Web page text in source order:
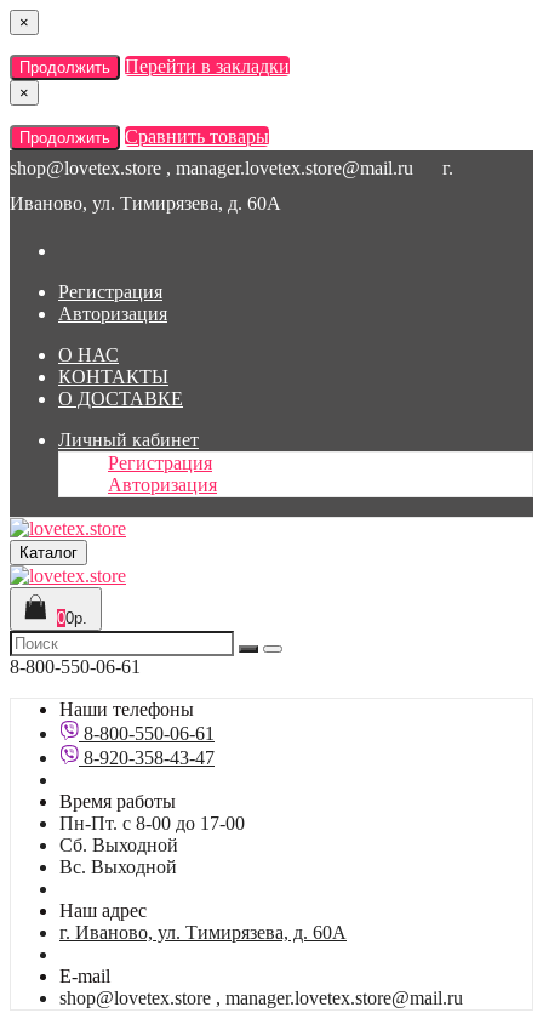
×
Продолжить Перейти в закладки
×
Продолжить
Сравнить товары
shop@lovetex.store , manager.lovetex.store@mail.ru
г.
Иваново, ул. Тимирязева, д. 60А
Регистрация
Авторизация
О НАС
КОНТАКТЫ
О ДОСТАВКЕ
Личный кабинет
Регистрация
Авторизация
Каталог
00р.
8-800-550-06-61
Наши телефоны
8-800-550-06-61
8-920-358-43-47
Время работы
Пн-Пт. с 8-00 до 17-00
Сб. Выходной
Вс. Выходной
Наш адрес
г. Иваново, ул. Тимирязева, д. 60А
E-mail
shop@lovetex.store , manager.lovetex.store@mail.ru